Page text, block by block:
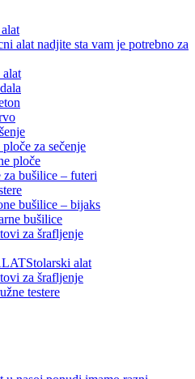
za sečenje
ploče
za bušilice – futeri
bušilice – bijaks
bušilice
za šrafljenje
Stolarski alat
za šrafljenje
testere